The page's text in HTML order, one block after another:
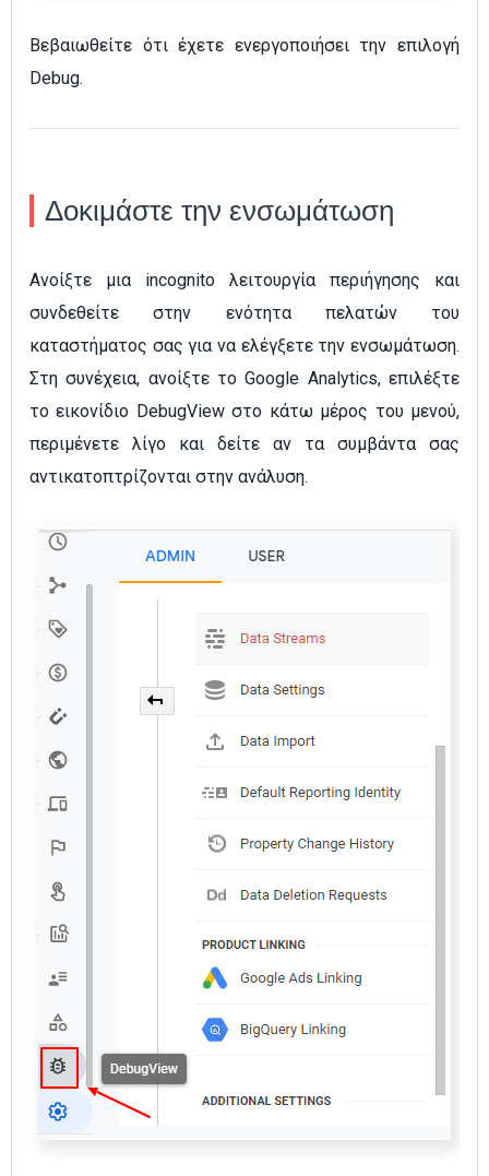
Βεβαιωθείτε ότι έχετε ενεργοποιήσει την επιλογή
Debug.
Δοκιμάστε την ενσωμάτωση
Ανοίξτε μια incognito λειτουργία περιήγησης και
συνδεθείτε στην ενότητα πελατών του
καταστήματος σας για να ελέγξετε την ενσωμάτωση.
Στη συνέχεια, ανοίξτε το Google Analytics, επιλέξτε
το εικονίδιο DebugView στο κάτω μέρος του μενού,
περιμένετε λίγο και δείτε αν τα συμβάντα σας
αντικατοπτρίζονται στην ανάλυση.